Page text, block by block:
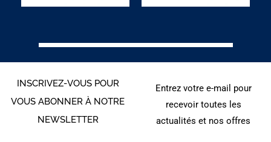
INSCRIVEZ-VOUS POUR
VOUS ABONNER À NOTRE
NEWSLETTER
Entrez votre e-mail pour
recevoir toutes les
actualités et nos offres